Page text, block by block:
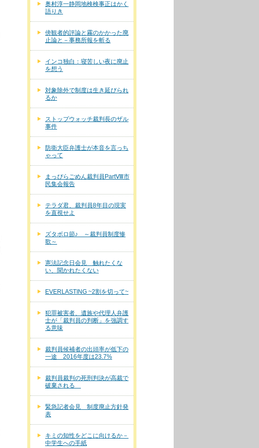
奥村淳一静岡地検検事正はかく
語りき
傍観者的評論と霧のかかった廃
止論と－事務所報を斬る
インコ独白：寝苦しい夜に廃止
を想う
対象除外で制度は生き延びられ
るか
ストップウォッチ裁判長のザル
事件
防衛大臣弁護士が本音を言っち
ゃって
まっぴらごめん裁判員PartⅧ市
民集会報告
テラダ君、裁判員8年目の現実
を直視せよ
ズタボロ節♪ ～裁判員制度惨
歌～
憲法記念日会見 触れたくな
い、聞かれたくない
EVERLASTING ~2割を切って~
犯罪被害者、遺族や代理人弁護
士が「裁判員の判断」を強調す
る意味
裁判員候補者の出頭率が低下の
一途 2016年度は23.7%
裁判員裁判の死刑判決が高裁で
破棄される
緊急記者会見 制度廃止方針発
表
キミの知性をどこに向けるか－
中学生への手紙